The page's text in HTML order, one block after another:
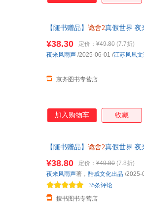
【随书赠品】 诡舍2真假世界 夜
¥38.30 定价： ¥49.80 (7.7折)
京齐图书专营店
夜来风雨声 /2025-06-01 /江苏凤凰
加入购物车 收藏
【随书赠品】 诡舍2真假世界 夜
¥38.80 定价： ¥49.80 (7.8折)
搜书图书专营店
35条评论
夜来风雨声著， 酷威文化出品 /2025-